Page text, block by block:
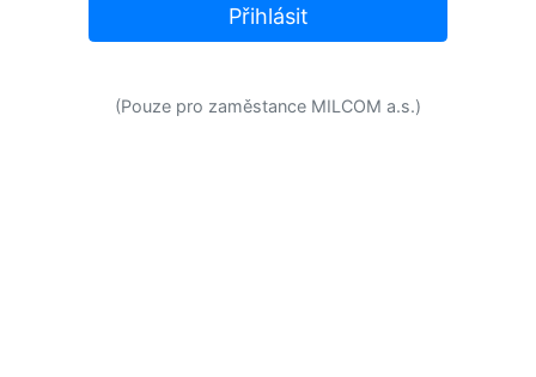
Přihlásit
(Pouze pro zaměstance MILCOM a.s.)